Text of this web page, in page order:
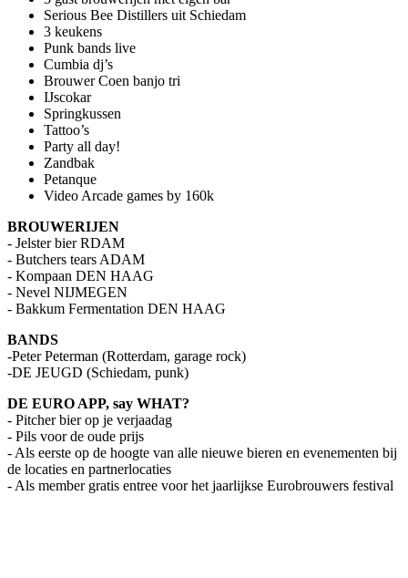
Serious Bee Distillers uit Schiedam
3 keukens
Punk bands live
Cumbia dj’s
Brouwer Coen banjo tri
IJscokar
Springkussen
Tattoo’s
Party all day!
Zandbak
Petanque
Video Arcade games by 160k
BROUWERIJEN
- Jelster bier RDAM
- Butchers tears ADAM
- Kompaan DEN HAAG
- Nevel NIJMEGEN
- Bakkum Fermentation DEN HAAG
BANDS
-Peter Peterman (Rotterdam, garage rock)
-DE JEUGD (Schiedam, punk)
DE EURO APP, say WHAT?
- Pitcher bier op je verjaadag
- Pils voor de oude prijs
- Als eerste op de hoogte van alle nieuwe bieren en evenementen bij
de locaties en partnerlocaties
- Als member gratis entree voor het jaarlijkse Eurobrouwers festival